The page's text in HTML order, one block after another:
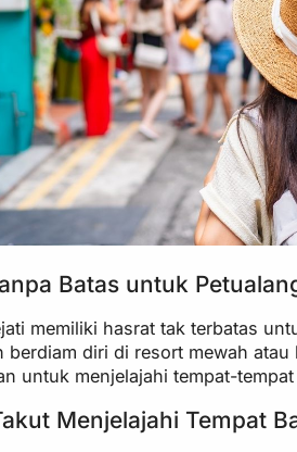
Batas untuk
memiliki hasrat tak terbatas
berdiam diri di resort mewah
untuk menjelajahi tempat-
Menjelajahi Tempat